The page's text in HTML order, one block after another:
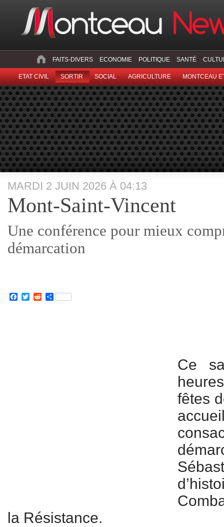
FAITS-DIVERS ECONOMIE POLITIQUE SANTÉ
ETAT CIVIL SORTIR SOCIAL AGRICULTURE MONTCEAU
MARDI 2 JUIN 2026 À 04:13
Mont-Saint-Vincent
Une conférence pour mieux
démarcation
Facebook
TwitterRedditPartager
Ce
fêtes
la Résistance.